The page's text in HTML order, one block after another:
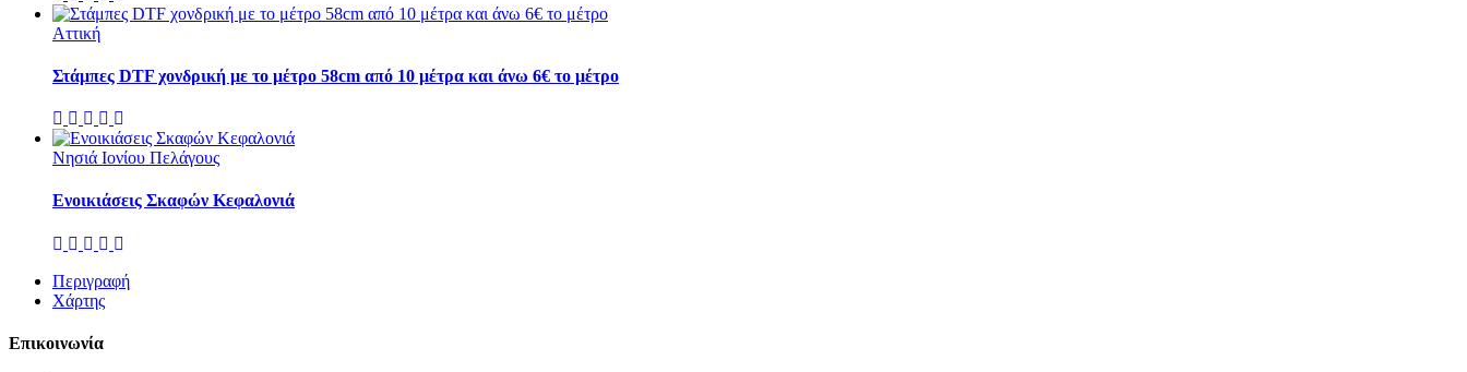
Αττική
Στάμπες DTF χονδρική με το μέτρο 58cm από 10 μέτρα και άνω 6€ το μέτρο
Νησιά Ιονίου Πελάγους
Ενοικιάσεις Σκαφών Κεφαλονιά
Περιγραφή
Χάρτης
Επικοινωνία